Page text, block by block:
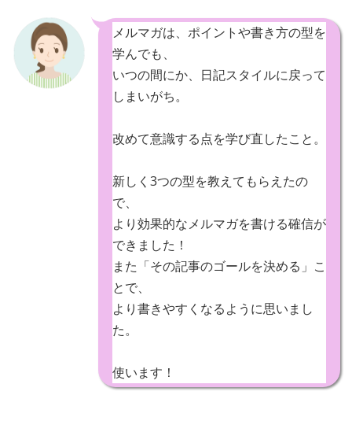
メルマガは、ポイントや書き方の型を
学んでも、
いつの間にか、日記スタイルに戻って
しまいがち。
改めて意識する点を学び直したこと。
新しく3つの型を教えてもらえたの
で、
より効果的なメルマガを書ける確信が
できました！
また「その記事のゴールを決める」こ
とで、
より書きやすくなるように思いまし
た。
使います！